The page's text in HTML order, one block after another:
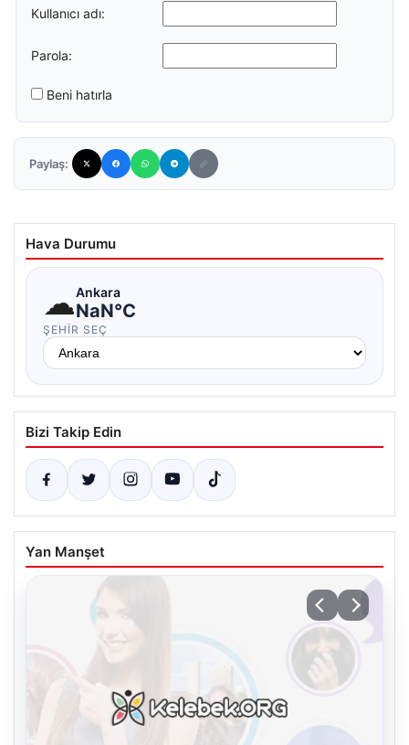
Kullanıcı adı:
Parola:
Beni hatırla
Paylaş:
Hava Durumu
☁Ankara
NaN°C
ŞEHIR SEÇ
Bizi Takip Edin
Yan Manşet